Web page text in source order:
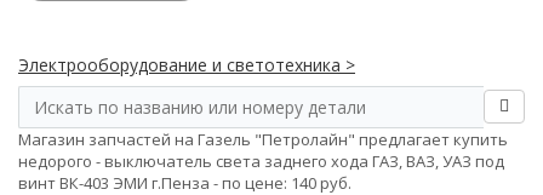
Электрооборудование и светотехника >
Магазин запчастей на Газель "Петролайн" предлагает купить
недорого - выключатель света заднего хода ГАЗ, ВАЗ, УАЗ под
винт ВК-403 ЭМИ г.Пенза - по цене: 140 руб.